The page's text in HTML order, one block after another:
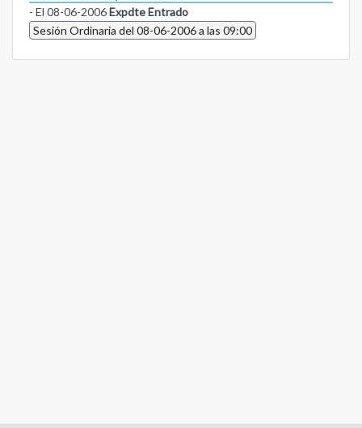
- El 08-06-2006Expdte Entrado
Sesión Ordinaria del 08-06-2006 a las 09:00